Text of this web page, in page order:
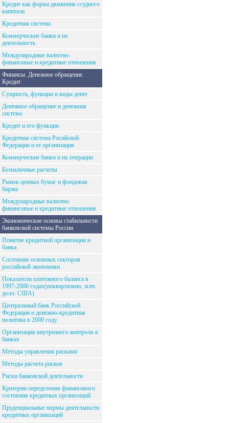
Кредит как форма движения ссудного
капитала
Кредитная система
Коммерческие банки и их
деятельность
Международные валютно-
финансовые и кредитные отношения
Финансы. Денежное обращение.
Кредит
Сущность, функции и виды денег
Денежное обращение и денежная
система
Кредит и его функции
Кредитная система Росийской
Федерации и ее организация
Коммерческие банки и их операции
Безналичные расчеты
Рынок ценных бумаг и фондовая
биржа
Международные валютно-
финансовые и кредитные отношения
Экономические основы стабильности
банковской системы России
Понятие кридитной организации и
банка
Состояние основных секторов
российской экономики
Показатели платежного баланса в
1997-2000 годах(поквартально, млн.
долл. США)
Центральный банк Российской
Федерации и денежно-кредитная
политика в 2000 году
Организация внутреннего контроля в
банках
Методы управления рисками
Методы расчета рисков
Риски банковской деятельности
Критерии определения финансового
состояния кредитных организаций
Пруденциальные нормы деятельности
кредитных организаций